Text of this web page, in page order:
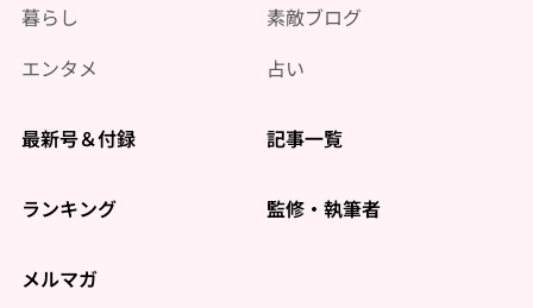
暮らし
素敵ブログ
エンタメ
占い
最新号＆付録 記事一覧
ランキング 監修・執筆者
メルマガ